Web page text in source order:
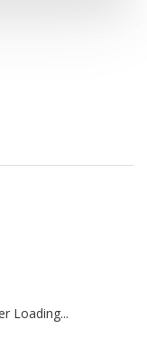
Loading...